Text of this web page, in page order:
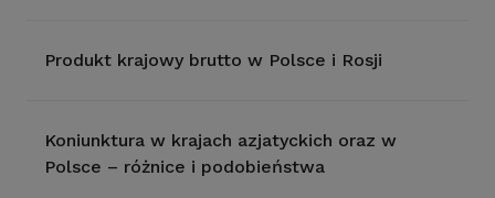
Produkt krajowy brutto w Polsce i Rosji
Koniunktura w krajach azjatyckich oraz w
Polsce – różnice i podobieństwa